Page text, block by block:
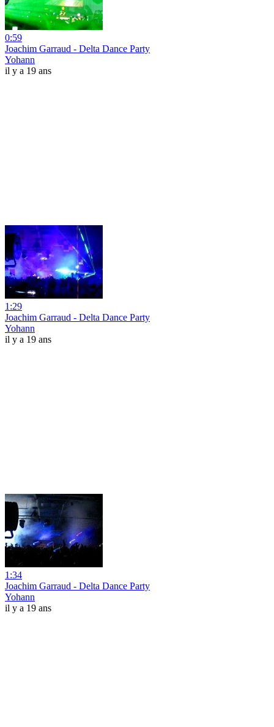
0:59
Joachim Garraud - Delta Dance Party
Yohann
il y a 19 ans
1:29
Joachim Garraud - Delta Dance Party
Yohann
il y a 19 ans
1:34
Joachim Garraud - Delta Dance Party
Yohann
il y a 19 ans